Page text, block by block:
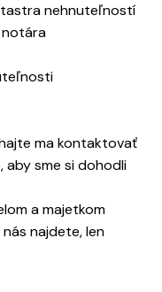
nehnuteľností
ma kontaktovať
sme si dohodli
a majetkom
najdete, len